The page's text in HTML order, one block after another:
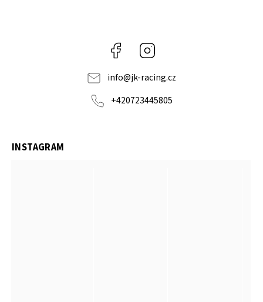
Facebook
info@jk-racing.cz
+420723445805
INSTAGRAM